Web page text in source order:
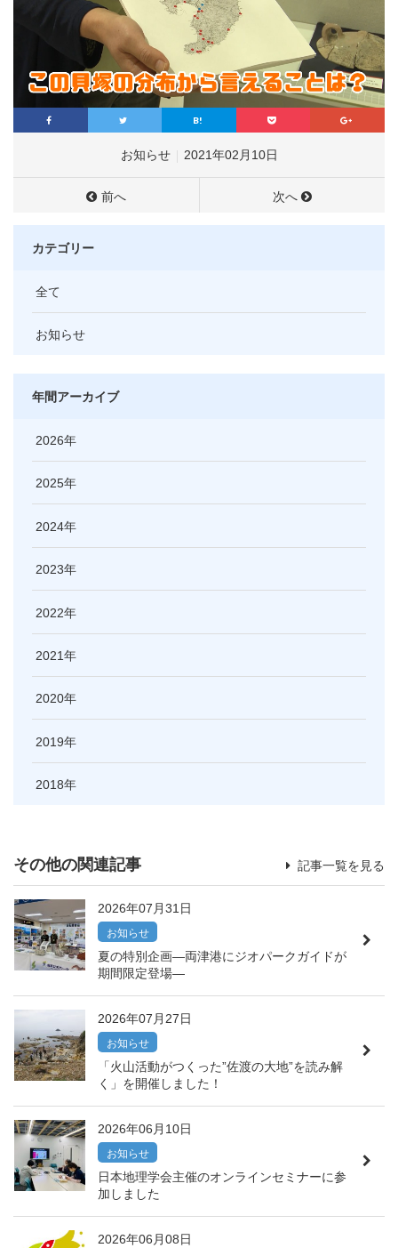
お知らせ 2021年02月10日
前へ 次へ
カテゴリー
全て
お知らせ
年間アーカイブ
2026
2025
2024
2023
2022
2021
2020
2019
2018
その他の関連記事 記事一覧を見る
2026年07月31日
お知らせ
夏の特別企画―両津港にジオパークガイドが
期間限定登場―
2026年07月27日
お知らせ
「火山活動がつくった”佐渡の大地”を読み解
く」を開催しました！
2026年06月10日
お知らせ
日本地理学会主催のオンラインセミナーに参
加しました
2026年06月08日